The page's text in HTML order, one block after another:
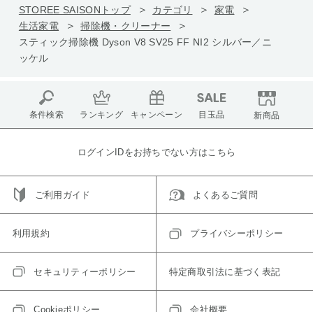
STOREE SAISONトップ カテゴリ
家電
生活家電
掃除機・クリーナー
スティック掃除機 Dyson V8 SV25 FF NI2 シルバー／ニ
ッケル
条件検索 ランキング キャンペーン 目玉品 新商品
ログインIDをお持ちでない方はこちら
ご利用ガイド よくあるご質問
利用規約 プライバシーポリシー
セキュリティーポリシー 特定商取引法に基づく表記
Cookieポリシー 会社概要